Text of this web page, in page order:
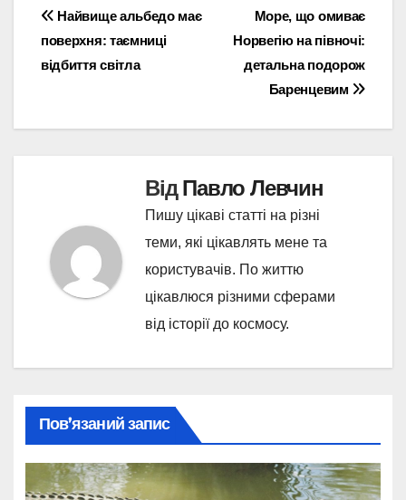
Навігація
записів
Море, що омиває
Норвегію на півночі:
детальна подорож
Баренцевим
Найвище альбедо має
поверхня: таємниці
відбиття світла
ВідПавло Левчин
Пишу цікаві статті на різні
теми, які цікавлять мене та
користувачів. По життю
цікавлюся різними сферами
від історії до космосу.
Пов’язаний запис